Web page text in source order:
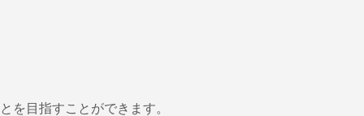
を目指すことができます。